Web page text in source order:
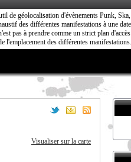
de géolocalisation d'évènements Punk,
des différentes manifestations à une
pas à prendre comme un strict plan
l'emplacement des différentes manifestations.
Visualiser sur la carte